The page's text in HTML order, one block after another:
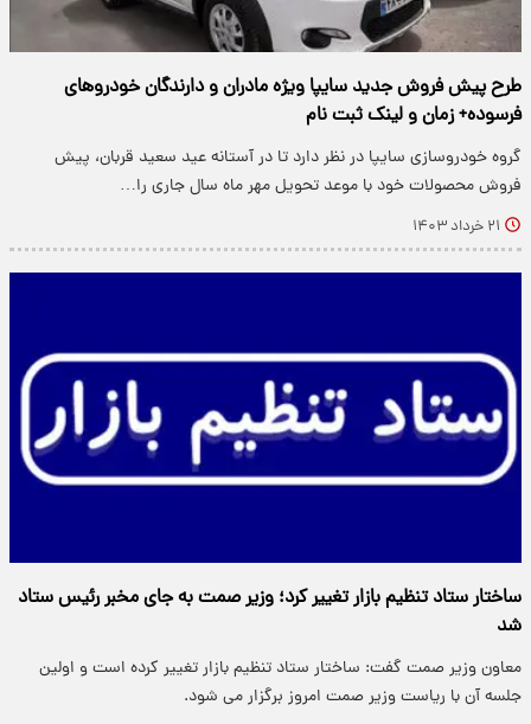
طرح پیش فروش جدید سایپا ویژه مادران و دارندگان خودروهای
فرسوده+ زمان و لینک ثبت نام
گروه خودروسازی سایپا در نظر دارد تا در آستانه‌ عید سعید قربان، پیش
فروش محصولات خود با موعد تحویل مهر ماه سال جاری را…
۲۱ خرداد ۱۴۰۳
ساختار ستاد تنظیم بازار تغییر کرد؛ وزیر صمت به جای مخبر رئیس ستاد
شد
معاون وزیر صمت گفت: ساختار ستاد تنظیم بازار تغییر کرده است و اولین
جلسه آن با ریاست وزیر صمت امروز برگزار می شود.